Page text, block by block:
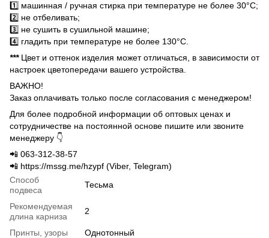
1️⃣ машинная / ручная стирка при температуре не более 30°C;
2️⃣ не отбеливать;
3️⃣ не сушить в сушильной машине;
4️⃣ гладить при температуре не более 130°C.
***Цвет и оттенок изделия может отличаться, в зависимости от
настроек цветопередачи вашего устройства.
ВАЖНО!
Заказ оплачивать только после согласования с менеджером!
Для более подробной информации об оптовых ценах и
сотрудничестве на постоянной основе пишите или звоните
менеджеру 👇
📲 063-312-38-57
📲 https://mssg.me/hzypf (Viber, Telegram)
Способ
подвеса
Тесьма
Рекомендуемая
длина карниза
2
Принты, узоры
Однотонный